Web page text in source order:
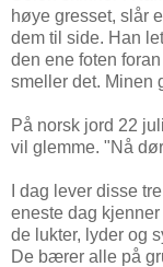
høye gresset, slår
dem til side. Han
den ene foten
smeller det. Minen
På norsk jord 22
vil glemme. "Nå
I dag lever disse
eneste dag
de lukter, lyder og
De bærer alle på